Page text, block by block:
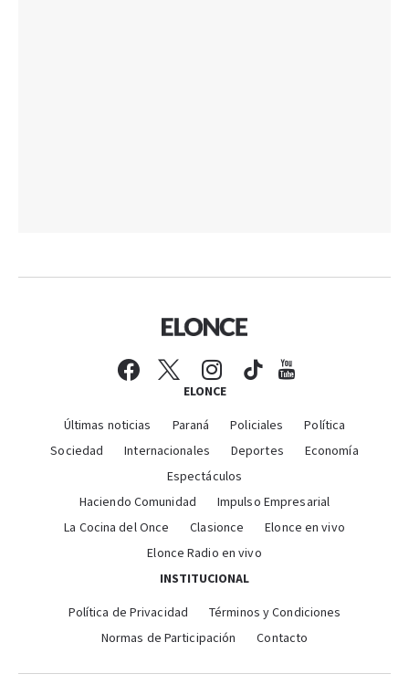
ELONCE
Últimas noticias Paraná Policiales
Política
Sociedad
Internacionales Deportes
Economía
Espectáculos
Haciendo Comunidad
Impulso Empresarial
La Cocina del Once
Clasionce
Elonce en vivo
Elonce Radio en vivo
INSTITUCIONAL
Política de Privacidad
Términos y Condiciones
Normas de Participación
Contacto